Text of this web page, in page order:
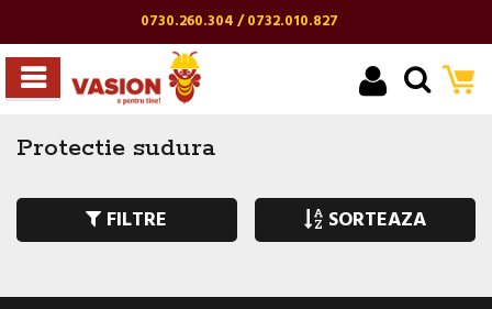
0730.260.304 / 0732.010.827
Protectie sudura
FILTRE SORTEAZA